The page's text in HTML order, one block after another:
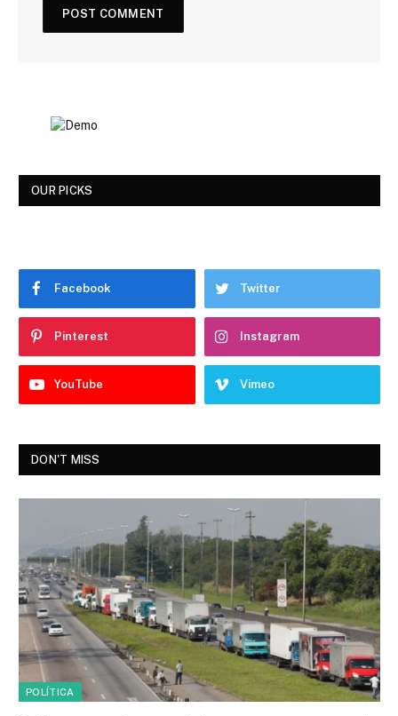
OUR PICKS
Facebook Twitter
Pinterest Instagram
YouTube Vimeo
DON'T MISS
POLÍTICA